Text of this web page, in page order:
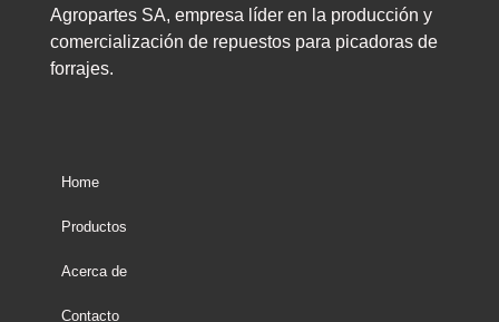
Agropartes SA, empresa líder en la producción y
comercialización de repuestos para picadoras de
forrajes.
Home
Productos
Acerca de
Contacto